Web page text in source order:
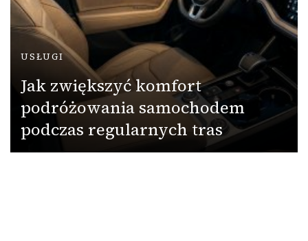
USŁUGI
Jak zwiększyć komfort
podróżowania samochodem
podczas regularnych tras